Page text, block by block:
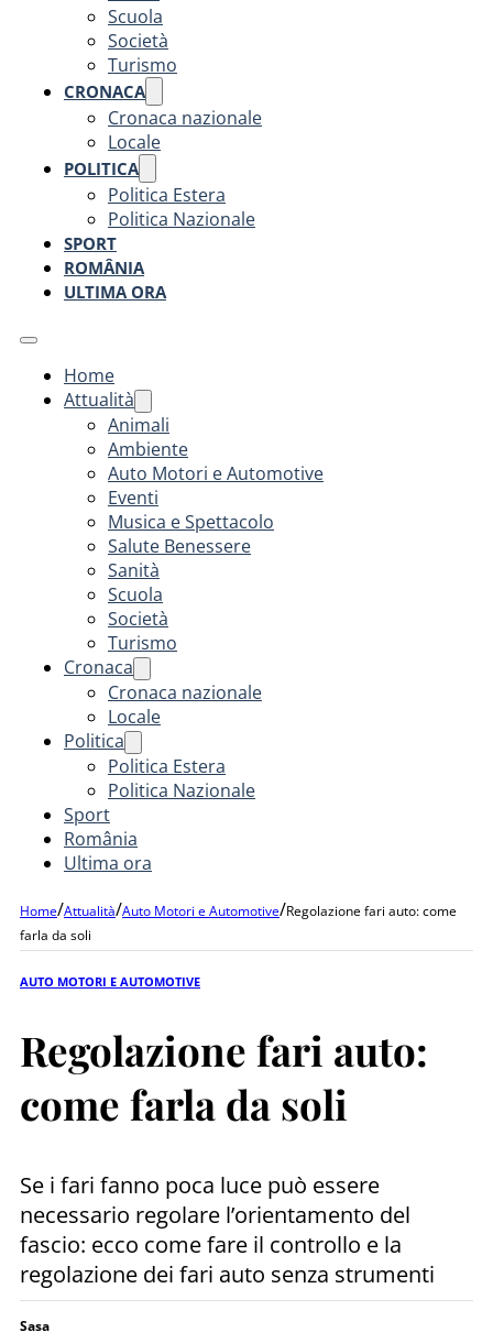
Scuola
Società
Turismo
CRONACA
Cronaca nazionale
Locale
POLITICA
Politica Estera
Politica Nazionale
SPORT
ROMÂNIA
ULTIMA ORA
Home
Attualità
Animali
Ambiente
Auto Motori e Automotive
Eventi
Musica e Spettacolo
Salute Benessere
Sanità
Scuola
Società
Turismo
Cronaca
Cronaca nazionale
Locale
Politica
Politica Estera
Politica Nazionale
Sport
România
Ultima ora
Home/Attualità/Auto Motori e Automotive/Regolazione fari auto: come
farla da soli
AUTO MOTORI E AUTOMOTIVE
Regolazione fari auto:
come farla da soli
Se i fari fanno poca luce può essere
necessario regolare l’orientamento del
fascio: ecco come fare il controllo e la
regolazione dei fari auto senza strumenti
Sasa